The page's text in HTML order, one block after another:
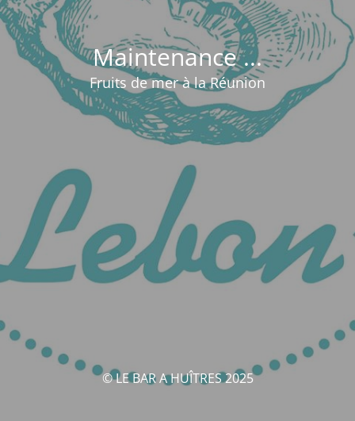
Maintenance ...
Fruits de mer à la Réunion
© LE BAR A HUÎTRES 2025